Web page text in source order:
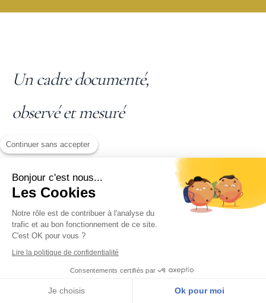
Continuer sans accepter
Bonjour c'est nous...
Les Cookies
Notre rôle est de contribuer à l'analyse du
trafic et au bon fonctionnement de ce site.
C'est OK pour vous ?
Lire la politique de confidentialité
Consentements certifiés par
Je choisis Ok pour moi
Un cadre documenté,
observé et mesuré
98,9%
de satisfaction globale des personnes formées
98,7%
déclarent une amélioration de leur clarté intérieure
et de leur stabilité émotionnelle